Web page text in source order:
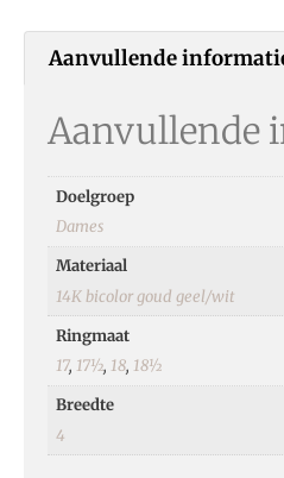
Aanvullende
Aanvullende
Doelgroep
Dames
Materiaal
14K bicolor goud geel/wit
Ringmaat
17, 17½, 18, 18½
Breedte
4